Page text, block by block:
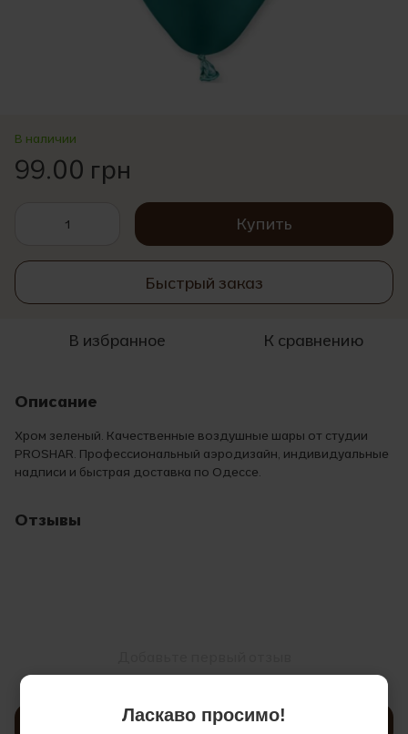
В наличии
99.00 грн
Купить
Быстрый заказ
В избранное К сравнению
Описание
Хром зеленый. Качественные воздушные шары от студии
PROSHAR. Профессиональный аэродизайн, индивидуальные
надписи и быстрая доставка по Одессе.
Отзывы
Написать отзыв
Ласкаво просимо!